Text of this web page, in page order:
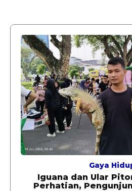
Gaya
Iguana dan Ular
Perhatian,